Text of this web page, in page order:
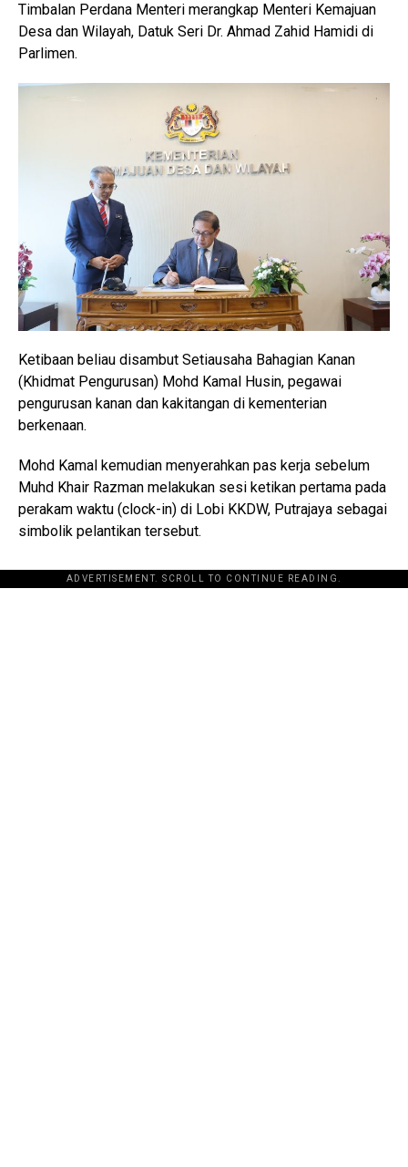
Timbalan Perdana Menteri merangkap Menteri Kemajuan
Desa dan Wilayah, Datuk Seri Dr. Ahmad Zahid Hamidi di
Parlimen.
Ketibaan beliau disambut Setiausaha Bahagian Kanan
(Khidmat Pengurusan) Mohd Kamal Husin, pegawai
pengurusan kanan dan kakitangan di kementerian
berkenaan.
Mohd Kamal kemudian menyerahkan pas kerja sebelum
Muhd Khair Razman melakukan sesi ketikan pertama pada
perakam waktu (clock-in) di Lobi KKDW, Putrajaya sebagai
simbolik pelantikan tersebut.
ADVERTISEMENT. SCROLL TO CONTINUE READING.